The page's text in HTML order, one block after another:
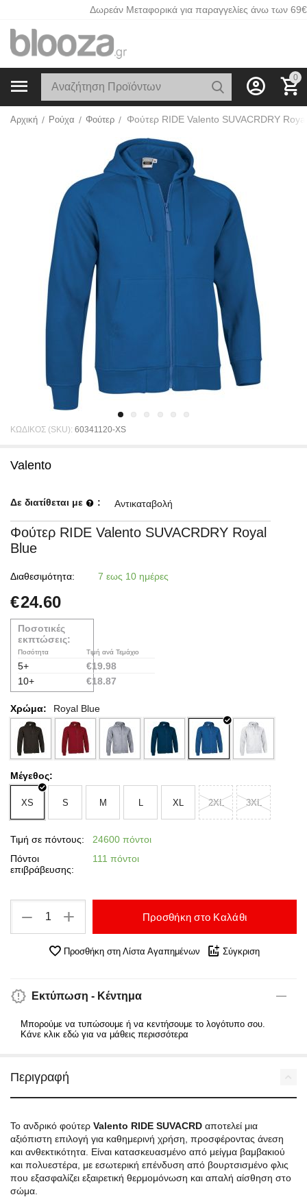
Δωρεάν Μεταφορικά για παραγγελίες άνω των 69€
0
Αρχική / Ρούχα / Φούτερ / Φούτερ RIDE Valento SUVACRDRY
ΚΩΔΙΚΟΣ (SKU): 60341120-XS
Valento
Δε διατίθεται με : Αντικαταβολή
Φούτερ RIDE Valento SUVACRDRY Royal
Blue
Διαθεσιμότητα: 7 εως 10 ημέρες
€24.60
Ποσοτικές
εκπτώσεις:
Ποσότητα
5+
10+
Τιμή ανά Τεμάχιο
€19.98
€18.87
Χρώμα: Royal Blue
Μέγεθος:
XS S M L XL 2XL 3XL
Τιμή σε πόντους:
24600 πόντοι
Πόντοι
επιβράβευσης:
111 πόντοι
+
− Προσθήκη στο Καλάθι
Προσθήκη στη Λίστα Αγαπημένων Σύγκριση
Εκτύπωση - Κέντημα
Μπορούμε να τυπώσουμε ή να κεντήσουμε το λογότυπο σου.
Κάνε κλικ εδώ για να μάθεις περισσότερα
Περιγραφή
Το ανδρικό φούτερ Valento RIDE SUVACRD αποτελεί μια
αξιόπιστη επιλογή για καθημερινή χρήση, προσφέροντας άνεση
και ανθεκτικότητα. Είναι κατασκευασμένο από μείγμα βαμβακιού
και πολυεστέρα, με εσωτερική επένδυση από βουρτσισμένο φλις
που εξασφαλίζει εξαιρετική θερμομόνωση και απαλή αίσθηση στο
σώμα.